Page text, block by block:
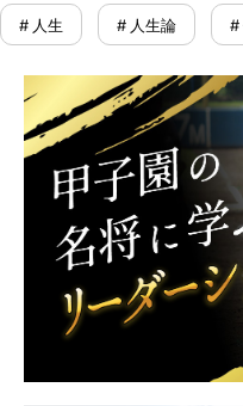
# 人生 # 人生論 #